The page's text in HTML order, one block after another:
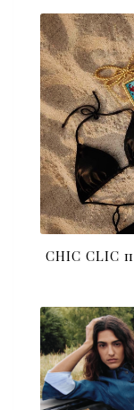
CHIC CLIC